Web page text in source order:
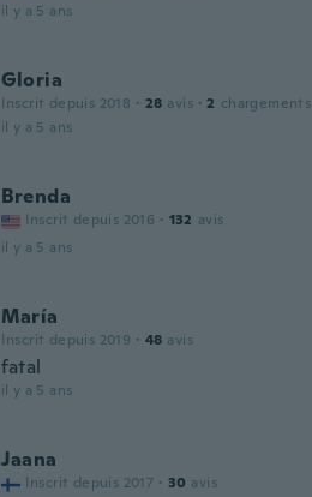
il y a 5 ans
Gloria
Inscrit depuis 2018 · 28 avis · 2 chargements
il y a 5 ans
Brenda
Inscrit depuis 2016 · 132 avis
il y a 5 ans
María
Inscrit depuis 2019 · 48 avis
fatal
il y a 5 ans
Jaana
Inscrit depuis 2017 · 30 avis